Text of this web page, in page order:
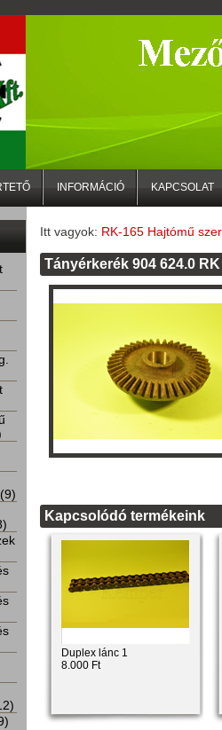
INFORMÁCIÓ KAPCSOLAT
Itt vagyok: RK-165 Hajtómű
Tányérkerék 904 624.0
Kapcsolódó termékeink
Duplex lánc 1
8.000 Ft